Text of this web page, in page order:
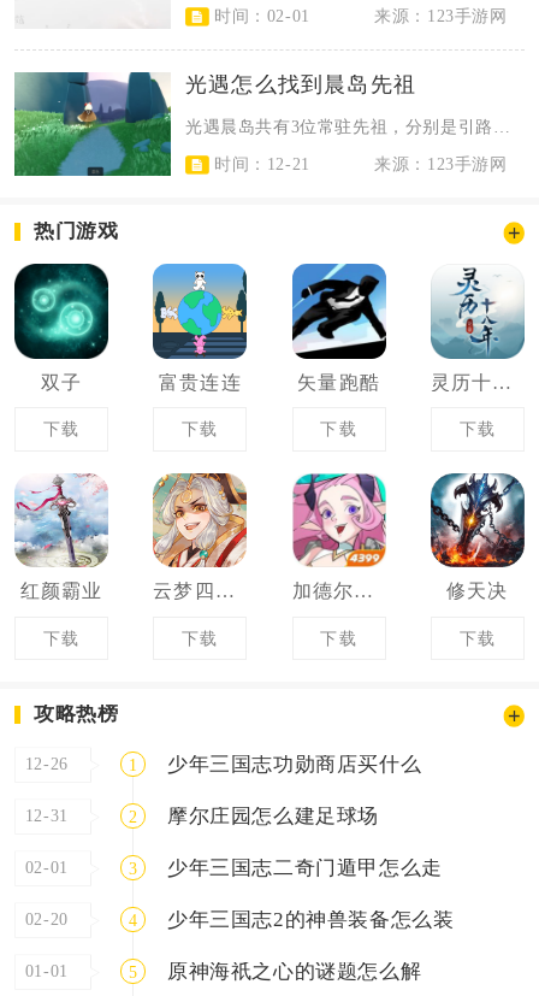
时间：02-01
来源：123手游网
光遇怎么找到晨岛先祖
光遇晨岛共有3位常驻先祖，分别是引路观星者、指路蜡烛匠和回绝行者，按顺序沿沙...
时间：12-21
来源：123手游网
热门游戏
双子
下载
富贵连连
下载
矢量跑酷
下载
灵历十八年
下载
红颜霸业
下载
云梦四时歌
下载
加德尔契约
下载
修天决
下载
攻略热榜
12-26 1 少年三国志功勋商店买什么
12-31 2 摩尔庄园怎么建足球场
02-01 3 少年三国志二奇门遁甲怎么走
02-20 4 少年三国志2的神兽装备怎么装
01-01 5 原神海祇之心的谜题怎么解